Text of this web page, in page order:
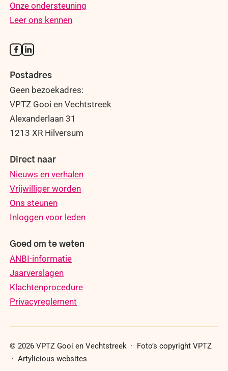
Onze ondersteuning
Leer ons kennen
Postadres
Geen bezoekadres:
VPTZ Gooi en Vechtstreek
Alexanderlaan 31
1213 XR Hilversum
Direct naar
Nieuws en verhalen
Vrijwilliger worden
Ons steunen
Inloggen voor leden
Goed om te weten
ANBI-informatie
Jaarverslagen
Klachtenprocedure
Privacyreglement
© 2026 VPTZ Gooi en Vechtstreek · Foto’s copyright VPTZ
·Artylicious websites